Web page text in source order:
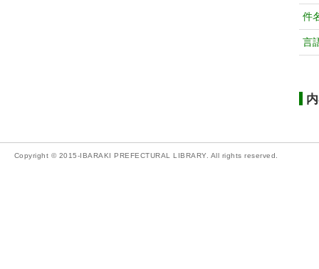
件
言
Copyright © 2015-IBARAKI PREFECTURAL LIBRARY. All rights reserved.